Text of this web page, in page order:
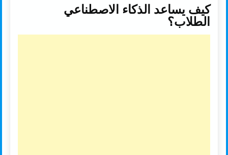
كيف يساعد الذكاء الاصطناعي
الطلاب؟